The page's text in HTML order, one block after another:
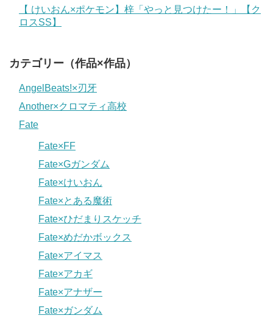
【 けいおん×ポケモン】梓「やっと見つけたー！」【ク
ロスSS】
カテゴリー（作品×作品）
AngelBeats!×刃牙
Another×クロマティ高校
Fate
Fate×FF
Fate×Gガンダム
Fate×けいおん
Fate×とある魔術
Fate×ひだまりスケッチ
Fate×めだかボックス
Fate×アイマス
Fate×アカギ
Fate×アナザー
Fate×ガンダム